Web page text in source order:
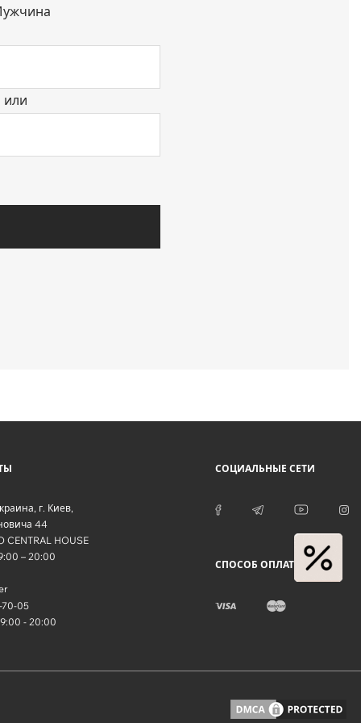
или
, г. Киев,
44
CENTRAL HOUSE
– 20:00
70-05
- 20:00
СОЦИАЛЬНЫЕ СЕТИ
СПОСОБ ОПЛАТЫ